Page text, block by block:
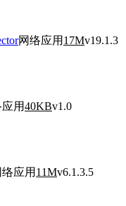
网络应用 17Mv19.1.3
用40KBv1.0
络应用 11Mv6.1.3.5